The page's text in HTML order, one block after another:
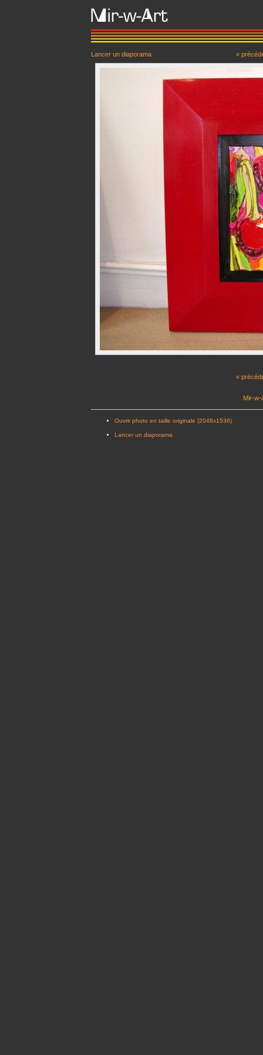
Lancer un diaporama «
«
Mir-w-
Ouvrir photo en taille originale (2048x1536)
Lancer un diaporama